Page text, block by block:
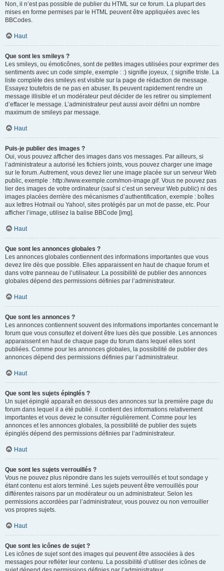
Non, il n’est pas possible de publier du HTML sur ce forum. La plupart des
mises en forme permises par le HTML peuvent être appliquées avec les
BBCodes.
Haut
Que sont les smileys ?
Les smileys, ou émoticônes, sont de petites images utilisées pour exprimer des
sentiments avec un code simple, exemple : :) signifie joyeux, :( signifie triste. La
liste complète des smileys est visible sur la page de rédaction de message.
Essayez toutefois de ne pas en abuser. Ils peuvent rapidement rendre un
message illisible et un modérateur peut décider de les retirer ou simplement
d’effacer le message. L’administrateur peut aussi avoir défini un nombre
maximum de smileys par message.
Haut
Puis-je publier des images ?
Oui, vous pouvez afficher des images dans vos messages. Par ailleurs, si
l’administrateur a autorisé les fichiers joints, vous pouvez charger une image
sur le forum. Autrement, vous devez lier une image placée sur un serveur Web
public, exemple : http://www.exemple.com/mon-image.gif. Vous ne pouvez pas
lier des images de votre ordinateur (sauf si c’est un serveur Web public) ni des
images placées derrière des mécanismes d’authentification, exemple : boîtes
aux lettres Hotmail ou Yahoo!, sites protégés par un mot de passe, etc. Pour
afficher l’image, utilisez la balise BBCode [img].
Haut
Que sont les annonces globales ?
Les annonces globales contiennent des informations importantes que vous
devez lire dès que possible. Elles apparaissent en haut de chaque forum et
dans votre panneau de l’utilisateur. La possibilité de publier des annonces
globales dépend des permissions définies par l’administrateur.
Haut
Que sont les annonces ?
Les annonces contiennent souvent des informations importantes concernant le
forum que vous consultez et doivent être lues dès que possible. Les annonces
apparaissent en haut de chaque page du forum dans lequel elles sont
publiées. Comme pour les annonces globales, la possibilité de publier des
annonces dépend des permissions définies par l’administrateur.
Haut
Que sont les sujets épinglés ?
Un sujet épinglé apparaît en dessous des annonces sur la première page du
forum dans lequel il a été publié. il contient des informations relativement
importantes et vous devez le consulter régulièrement. Comme pour les
annonces et les annonces globales, la possibilité de publier des sujets
épinglés dépend des permissions définies par l’administrateur.
Haut
Que sont les sujets verrouillés ?
Vous ne pouvez plus répondre dans les sujets verrouillés et tout sondage y
étant contenu est alors terminé. Les sujets peuvent être verrouillés pour
différentes raisons par un modérateur ou un administrateur. Selon les
permissions accordées par l’administrateur, vous pouvez ou non verrouiller
vos propres sujets.
Haut
Que sont les icônes de sujet ?
Les icônes de sujet sont des images qui peuvent être associées à des
messages pour refléter leur contenu. La possibilité d’utiliser des icônes de